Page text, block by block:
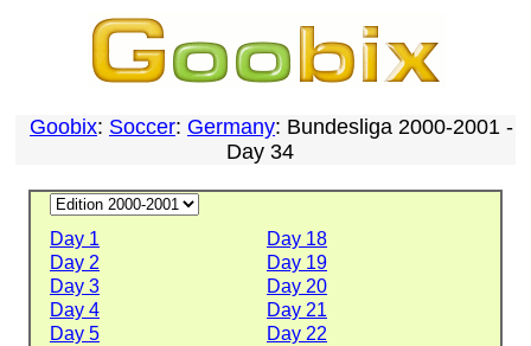
Goobix: Soccer: Germany: Bundesliga 2000-2001 -
Day 34
Day 1
Day 18
Day 2
Day 19
Day 3
Day 20
Day 4
Day 21
Day 5
Day 22